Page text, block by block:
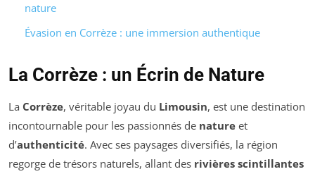
nature
Évasion en Corrèze : une immersion authentique
La Corrèze : un Écrin de Nature
La Corrèze, véritable joyau du Limousin, est une destination
incontournable pour les passionnés de nature et
d’authenticité. Avec ses paysages diversifiés, la région
regorge de trésors naturels, allant des rivières scintillantes